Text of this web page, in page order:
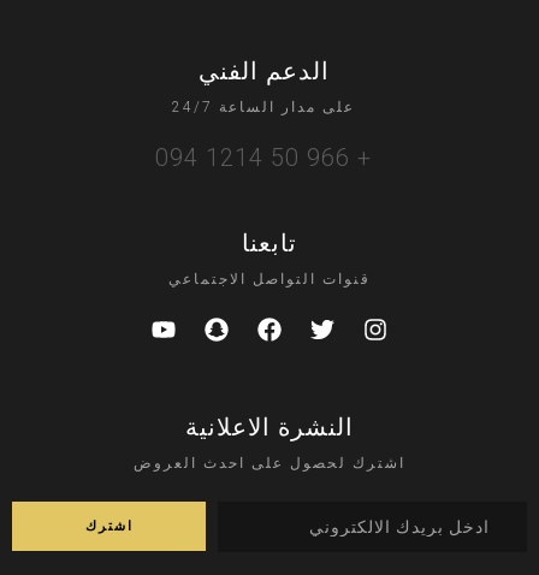
الدعم الفني
على مدار الساعة 24/7
+ 966 50 1214 094
تابعنا
قنوات التواصل الاجتماعي
النشرة الاعلانية
اشترك لحصول على احدث العروض